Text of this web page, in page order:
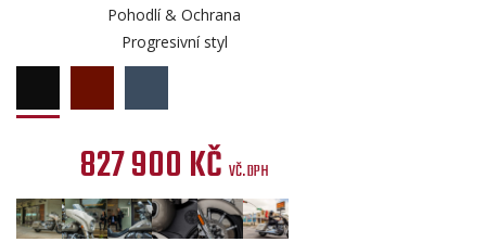
Pohodlí & Ochrana
Progresivní styl
827 900 KČ VČ. DPH